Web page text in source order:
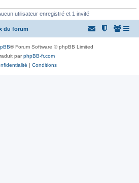
utilisateur enregistré et 1 invité
du forum
® Forum Software © phpBB Limited
parphpBB-fr.com
| Conditions